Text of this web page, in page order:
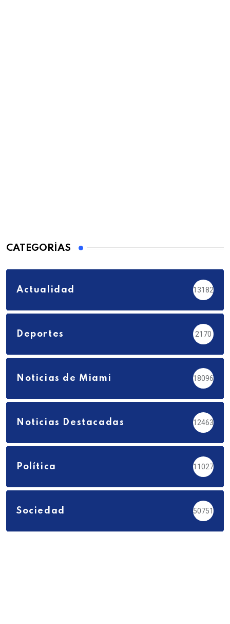
CATEGORÍAS
Actualidad 13182
Deportes 2170
Noticias de Miami 18096
Noticias Destacadas 12463
Política 11027
Sociedad 50751